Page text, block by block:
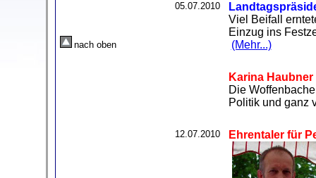
nach oben
05.07.2010
Viel Beifall
Einzug ins
(Mehr...)
Karina
Die
Politik und ganz
12.07.2010 Ehrentaler für